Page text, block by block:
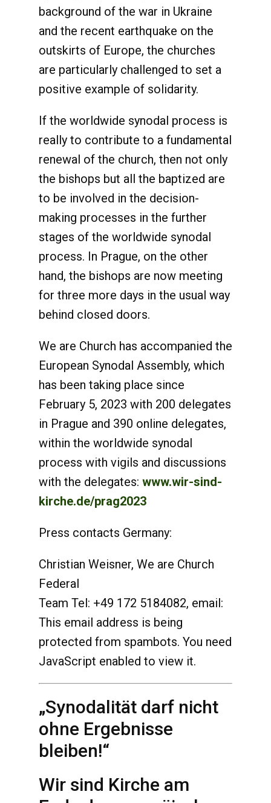
background of the war in Ukraine
and the recent earthquake on the
outskirts of Europe, the churches
are particularly challenged to set a
positive example of solidarity.
If the worldwide synodal process is
really to contribute to a fundamental
renewal of the church, then not only
the bishops but all the baptized are
to be involved in the decision-
making processes in the further
stages of the worldwide synodal
process. In Prague, on the other
hand, the bishops are now meeting
for three more days in the usual way
behind closed doors.
We are Church has accompanied the
European Synodal Assembly, which
has been taking place since
February 5, 2023 with 200 delegates
in Prague and 390 online delegates,
within the worldwide synodal
process with vigils and discussions
with the delegates: www.wir-sind-
kirche.de/prag2023
Press contacts Germany:
Christian Weisner, We are Church
Federal
Team Tel: +49 172 5184082, email:
This email address is being
protected from spambots. You need
JavaScript enabled to view it.
„Synodalität darf nicht
ohne Ergebnisse
bleiben!“
Wir sind Kirche am